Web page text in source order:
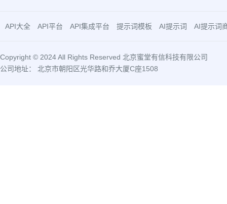
API大全 API平台 API集成平台 提示词模板 AI提示词 AI提示词
Copyright © 2024 All Rights Reserved 北京蜜堂有信科技有限公司
公司地址： 北京市朝阳区光华路和乔大厦C座1508